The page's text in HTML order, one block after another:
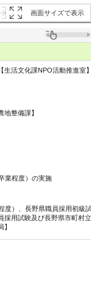
画面サイズで表示
活文化課NPO活動推進室】
整備課】
業程度）の実施
度）、長野県職員採用初級試
採用試験及び長野県市町村立